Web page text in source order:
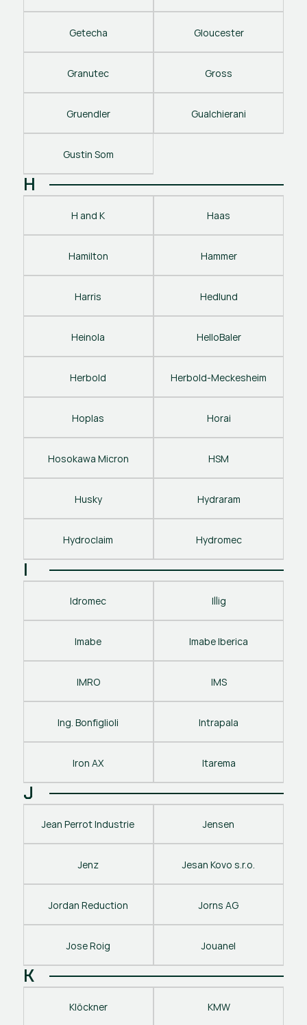
Getecha Gloucester
Granutec Gross
Gruendler Gualchierani
Gustin Som
H
H and K Haas
Hamilton Hammer
Harris Hedlund
Heinola HelloBaler
Herbold Herbold-Meckesheim
Hoplas Horai
Hosokawa Micron HSM
Husky Hydraram
Hydroclaim Hydromec
I
Idromec Illig
Imabe Imabe Iberica
IMRO IMS
Ing. Bonfiglioli Intrapala
Iron AX Itarema
J
Jean Perrot Industrie Jensen
Jenz Jesan Kovo s.r.o.
Jordan Reduction Jorns AG
Jose Roig Jouanel
K
Klöckner KMW